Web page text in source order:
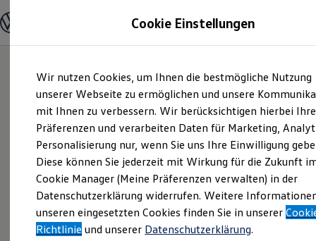
Hauptinhalt
springen
Footer
springen
Modelle und Konfigurator
Modelle vergleichen
Elektroautos
ENERGY Sondermodelle
Nutzfahrzeuge
SUV und CUV
Familienautos
Kombis
Kompaktwagen
Sportwagen
Schnell verfügbare Fahrzeuge
Angebote und Produkte
Aktuelle Angebote
E-Auto-Förderung
Volkswagen Marktplatz
Cookie Einstellungen
Wir nutzen Cookies, um Ihnen die bestmögliche Nutzung
unserer Webseite zu ermöglichen und unsere
mit Ihnen zu verbessern. Wir berücksichtigen hierbei Ihre
Präferenzen und verarbeiten Daten für Marketing,
Personalisierung nur, wenn Sie uns Ihre Einwilligung
Diese können Sie jederzeit mit Wirkung für die Zukunft
Cookie Manager (Meine Präferenzen verwalten) in der
Datenschutzerklärung widerrufen. Weitere
unseren eingesetzten Cookies finden Sie in unserer
Richtlinie und unserer Datenschutzerklärung.